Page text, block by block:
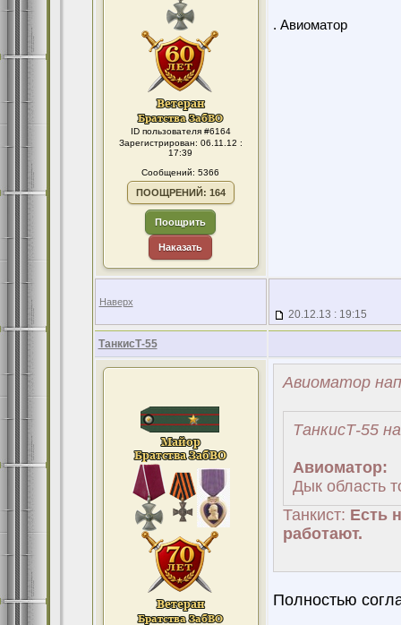
ID пользователя #6164
Зарегистрирован: 06.11.12 :
17:39
Сообщений: 5366
ПООЩРЕНИЙ: 164
Поощрить
Наказать
. Авиоматор
Наверх
20.12.13 : 19:15
ТанкисТ-55
Авиоматор
ТанкисТ-55
Авиоматор:
Дык область
Танкист: Есть
работают.
Полностью